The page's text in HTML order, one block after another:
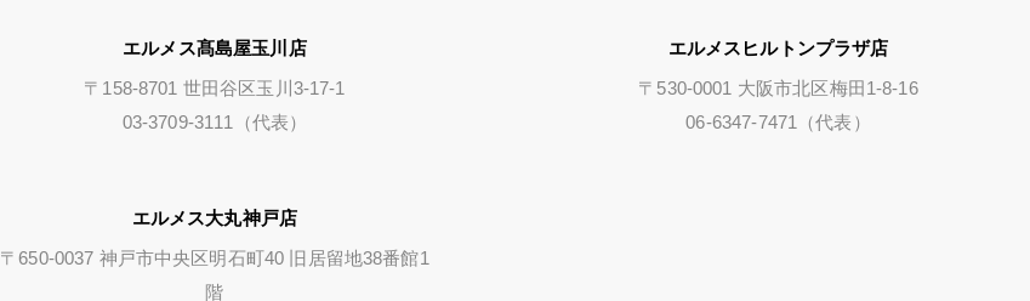
エルメス髙島屋玉川店
〒158-8701 世田谷区玉川3-17-1
03-3709-3111（代表）
エルメスヒルトンプラザ店
〒530-0001 大阪市北区梅田1-8-16
06-6347-7471（代表）
エルメス大丸神戸店
〒650-0037 神戸市中央区明石町40 旧居留地38番館1
階